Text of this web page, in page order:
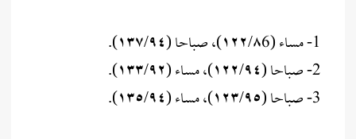
1- مساء (١٢٢/٨6)، صباحا (١٣٧/٩٤).
2- صباحا (١٢٢/٩٤)، مساء (١٣٣/٩٢).
3- صباحا (١٢٣/٩٥)، مساء (١٣٥/٩٤).